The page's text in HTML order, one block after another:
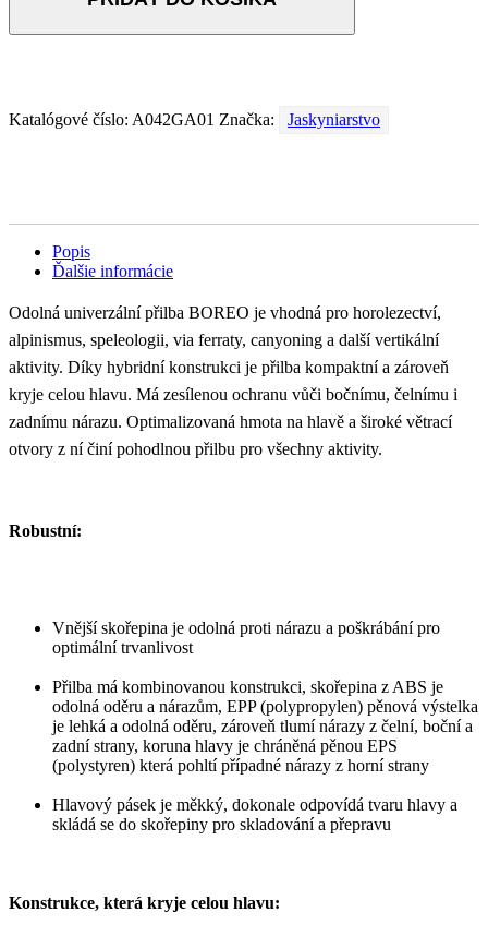
Katalógové číslo: A042GA01 Značka: Jaskyniarstvo
Popis
Ďalšie informácie
Odolná univerzální přilba BOREO je vhodná pro horolezectví,
alpinismus, speleologii, via ferraty, canyoning a další vertikální
aktivity. Díky hybridní konstrukci je přilba kompaktní a zároveň
kryje celou hlavu. Má zesílenou ochranu vůči bočnímu, čelnímu i
zadnímu nárazu. Optimalizovaná hmota na hlavě a široké větrací
otvory z ní činí pohodlnou přilbu pro všechny aktivity.
Robustní:
Vnější skořepina je odolná proti nárazu a poškrábání pro
optimální trvanlivost
Přilba má kombinovanou konstrukci, skořepina z ABS je
odolná oděru a nárazům, EPP (polypropylen) pěnová výstelka
je lehká a odolná oděru, zároveň tlumí nárazy z čelní, boční a
zadní strany, koruna hlavy je chráněná pěnou EPS
(polystyren) která pohltí případné nárazy z horní strany
Hlavový pásek je měkký, dokonale odpovídá tvaru hlavy a
skládá se do skořepiny pro skladování a přepravu
Konstrukce, která kryje celou hlavu: